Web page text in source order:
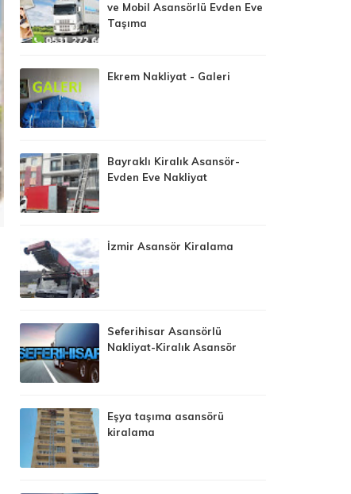
ve Mobil Asansörlü Evden Eve
Taşıma
Ekrem Nakliyat - Galeri
Bayraklı Kiralık Asansör-
Evden Eve Nakliyat
İzmir Asansör Kiralama
Seferihisar Asansörlü
Nakliyat-Kiralık Asansör
Eşya taşıma asansörü
kiralama